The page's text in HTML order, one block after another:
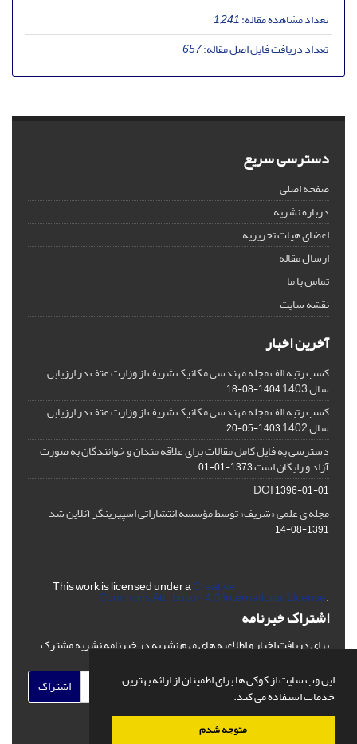
این وب سایت از کوکی ها برای اطمینان از ارائه بهترین
خدمات استفاده می کند.
متوجه شدم
تعداد مشاهده مقاله:1,241
تعداد دریافت فایل اصل مقاله:657
دسترسی سریع
صفحه اصلی
درباره نشریه
اعضای هیات تحریریه
ارسال مقاله
تماس با ما
نقشه سایت
آخرین اخبار
کسب رتبه الف مجله مهندسی مکانیک شریف از وزارت عتف در ارزیابی
سال 1403 1404-08-18
کسب رتبه الف مجله مهندسی مکانیک شریف از وزارت عتف در ارزیابی
سال 1402 1403-05-20
دسترسی به فایل کامل مقالات برای علاقه مندان و خوانندگان به صورت
آزاد و رایگان است1373-01-01
DOI1396-01-01
مجله ی علمی «شریف» توسط مؤسسه انتشاراتی اسپیرینگر آنلاین شد
1391-08-14
This work is licensed under aCreative
Commons Attribution 4.0 International License.
اشتراک خبرنامه
برای دریافت اخبار و اطلاعیه های مهم نشریه در خبرنامه نشریه مشترک
اشتراک